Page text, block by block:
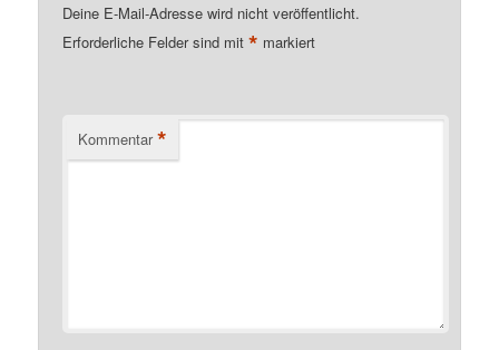
Deine E-Mail-Adresse wird nicht veröffentlicht.
Erforderliche Felder sind mit* markiert
Kommentar *